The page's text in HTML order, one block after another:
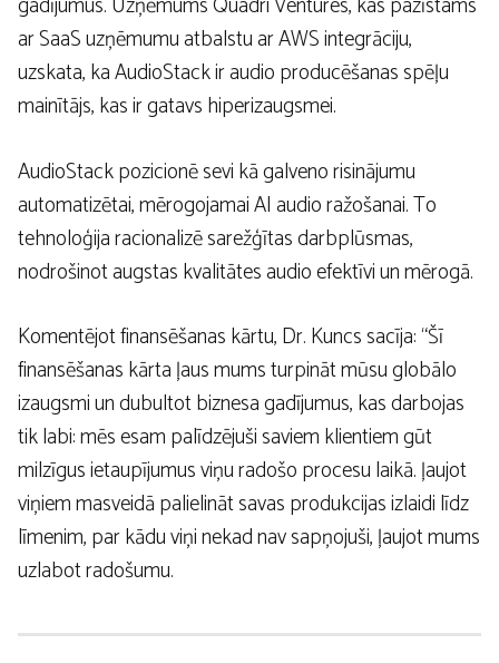
ar SaaS uzņēmumu atbalstu ar AWS integrāciju,
uzskata, ka AudioStack ir audio producēšanas spēļu
mainītājs, kas ir gatavs hiperizaugsmei.
AudioStack pozicionē sevi kā galveno risinājumu
automatizētai, mērogojamai AI audio ražošanai. To
tehnoloģija racionalizē sarežģītas darbplūsmas,
nodrošinot augstas kvalitātes audio efektīvi un mērogā.
Komentējot finansēšanas kārtu, Dr. Kuncs sacīja: “Šī
finansēšanas kārta ļaus mums turpināt mūsu globālo
izaugsmi un dubultot biznesa gadījumus, kas darbojas
tik labi: mēs esam palīdzējuši saviem klientiem gūt
milzīgus ietaupījumus viņu radošo procesu laikā. ļaujot
viņiem masveidā palielināt savas produkcijas izlaidi līdz
līmenim, par kādu viņi nekad nav sapņojuši, ļaujot mums
uzlabot radošumu.